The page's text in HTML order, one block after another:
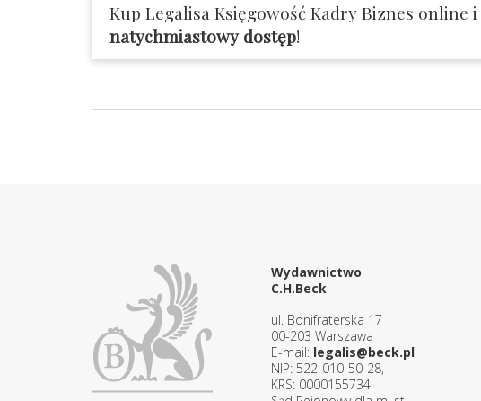
Kup Legalisa Księgowość Kadry Biznes online i
natychmiastowy dostęp!
Wydawnictwo
C.H.Beck
ul. Bonifraterska 17
00-203 Warszawa
E-mail: legalis@beck.pl
NIP: 522-010-50-28,
KRS: 0000155734